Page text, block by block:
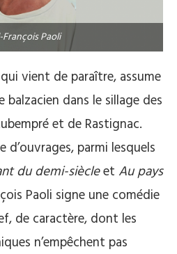
François Paoli
vient de paraître, assume
balzacien dans le sillage des
et de Rastignac.
parmi lesquels
du demi-siècleet Au pays
Paoli signe une comédie
de caractère, dont les
n’empêchent pas